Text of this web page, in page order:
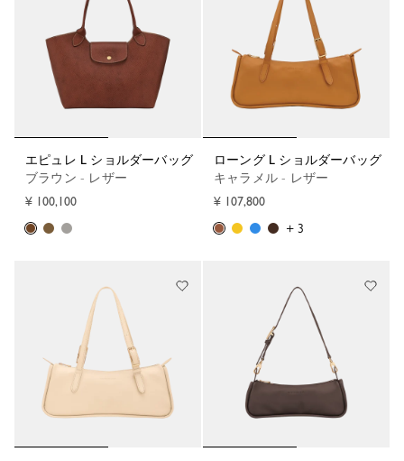
エピュレ L ショルダーバッグ
ブラウン - レザー
¥ 100,100
ローング L ショルダーバッグ
キャラメル - レザー
¥ 107,800
+ 3